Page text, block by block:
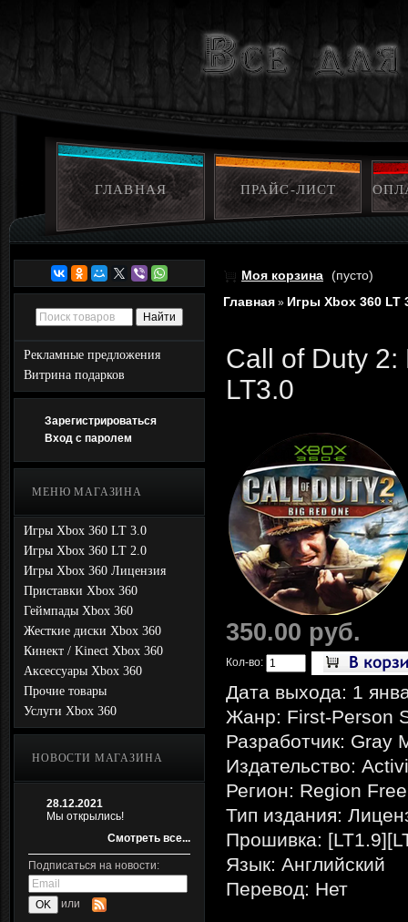
ГЛАВНАЯ ПРАЙС-ЛИСТ
Рекламные предложения
Витрина подарков
Зарегистрироваться
Вход с паролем
МЕНЮ МАГАЗИНА
Игры Xbox 360 LT 3.0
Игры Xbox 360 LT 2.0
Игры Xbox 360 Лицензия
Приставки Xbox 360
Геймпады Xbox 360
Жесткие диски Xbox 360
Кинект / Kinect Xbox 360
Аксессуары Xbox 360
Прочие товары
Услуги Xbox 360
НОВОСТИ МАГАЗИНА
28.12.2021
Мы открылись!
Смотреть все...
Подписаться на новости:
или
Моя корзина (пусто)
Главная » Игры Xbox 360 LT
Call of Duty
LT3.0
350.00 руб.
Кол-во:
Дата выхода: 1
Жанр: First-Person
Разработчик: Gray
Издательство:
Регион: Region Free
Тип издания:
Прошивка:
Язык: Английский
Перевод: Нет